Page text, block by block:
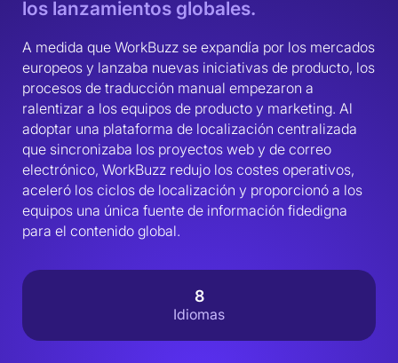
los lanzamientos globales.
A medida que WorkBuzz se expandía por los mercados
europeos y lanzaba nuevas iniciativas de producto, los
procesos de traducción manual empezaron a
ralentizar a los equipos de producto y marketing. Al
adoptar una plataforma de localización centralizada
que sincronizaba los proyectos web y de correo
electrónico, WorkBuzz redujo los costes operativos,
aceleró los ciclos de localización y proporcionó a los
equipos una única fuente de información fidedigna
para el contenido global.
8
Idiomas